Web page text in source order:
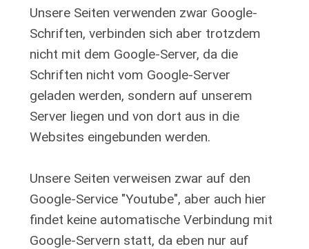
Unsere Seiten verwenden zwar Google-
Schriften, verbinden sich aber trotzdem
nicht mit dem Google-Server, da die
Schriften nicht vom Google-Server
geladen werden, sondern auf unserem
Server liegen und von dort aus in die
Websites eingebunden werden.
Unsere Seiten verweisen zwar auf den
Google-Service "Youtube", aber auch hier
findet keine automatische Verbindung mit
Google-Servern statt, da eben nur auf